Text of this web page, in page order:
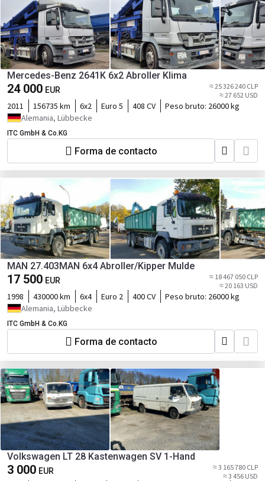
Mercedes-Benz 2641K 6x2 Abroller Klima
24 000 EUR
≈ 25 326 240 CLP
≈ 27 652 USD
2011 156735 km 6x2 Euro 5 408 CV Peso bruto: 26000 kg
Alemania, Lübbecke
ITC GmbH & Co.KG
Forma de contacto
MAN 27.403MAN 6x4 Abroller/Kipper Mulde
17 500 EUR
≈ 18 467 050 CLP
≈ 20 163 USD
1998 430000 km 6x4 Euro 2 400 CV Peso bruto: 26000 kg
Alemania, Lübbecke
ITC GmbH & Co.KG
Forma de contacto
Volkswagen LT 28 Kastenwagen SV 1-Hand
3 000 EUR
≈ 3 165 780 CLP
≈ 3 456 USD